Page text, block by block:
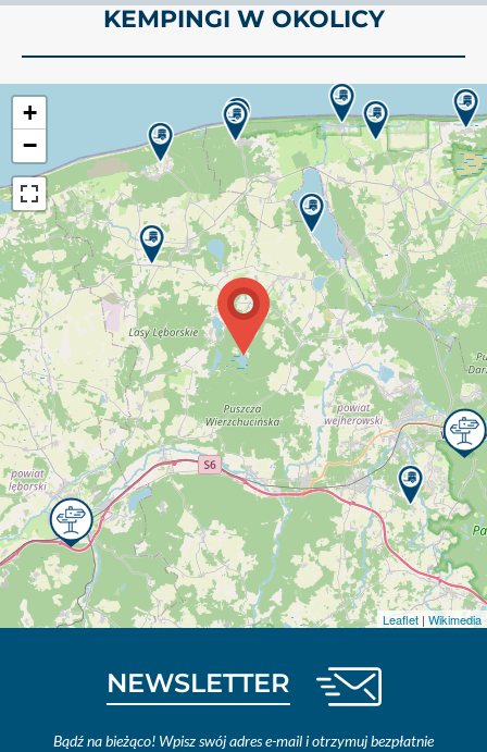
KEMPINGI W OKOLICY
+
−
Leaflet | Wikimedia
NEWSLETTER
Bądź na bieżąco! Wpisz swój adres e-mail i otrzymuj bezpłatnie